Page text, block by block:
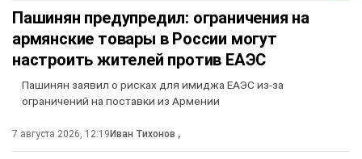
Пашинян предупредил: ограничения на
армянские товары в России могут
настроить жителей против ЕАЭС
Пашинян заявил о рисках для имиджа ЕАЭС из-за
ограничений на поставки из Армении
7 августа 2026, 12:19Иван Тихонов ,